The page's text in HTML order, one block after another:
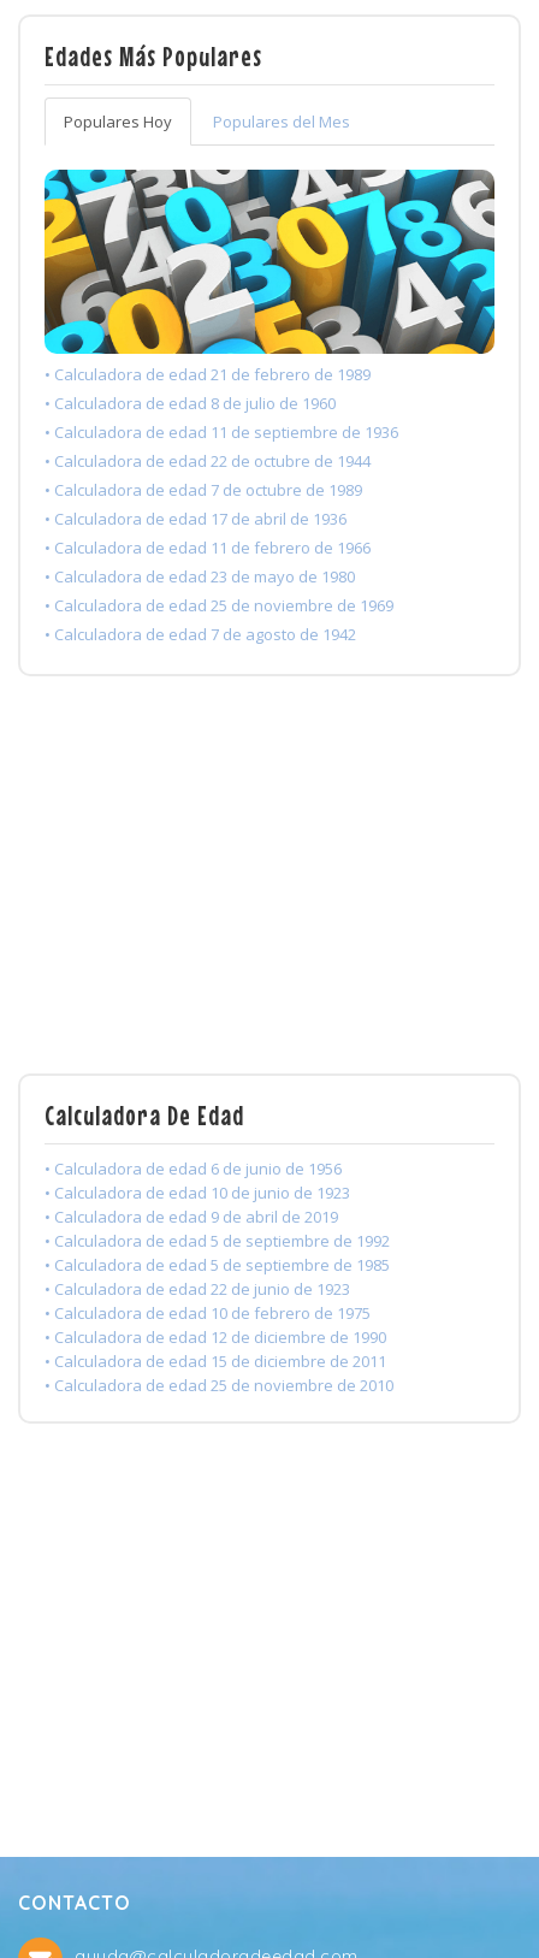
Edades Más Populares
Populares Hoy Populares del Mes
• Calculadora de edad 21 de febrero de 1989
• Calculadora de edad 8 de julio de 1960
• Calculadora de edad 11 de septiembre de 1936
• Calculadora de edad 22 de octubre de 1944
• Calculadora de edad 7 de octubre de 1989
• Calculadora de edad 17 de abril de 1936
• Calculadora de edad 11 de febrero de 1966
• Calculadora de edad 23 de mayo de 1980
• Calculadora de edad 25 de noviembre de 1969
• Calculadora de edad 7 de agosto de 1942
Calculadora De Edad
• Calculadora de edad 6 de junio de 1956
• Calculadora de edad 10 de junio de 1923
• Calculadora de edad 9 de abril de 2019
• Calculadora de edad 5 de septiembre de 1992
• Calculadora de edad 5 de septiembre de 1985
• Calculadora de edad 22 de junio de 1923
• Calculadora de edad 10 de febrero de 1975
• Calculadora de edad 12 de diciembre de 1990
• Calculadora de edad 15 de diciembre de 2011
• Calculadora de edad 25 de noviembre de 2010
CONTACTO